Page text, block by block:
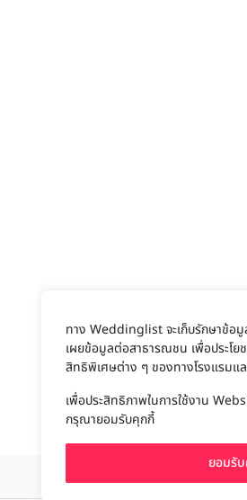
ทาง Weddinglist จะเก็บรักษาข้อมู
เผยข้อมูลต่อสาธารณชน เพื่อประโย
สิทธิพิเศษต่าง ๆ ของทางโรงแรมแ
เพื่อประสิทธิภาพในการใช้งาน
กรุณายอมรับคุกกี้
ยอมรั